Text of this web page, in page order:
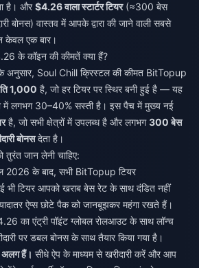
है। और$4.26 वाला स्टार्टर टियर(≈300 बेस
बोनस) वास्तव में आपके द्वारा की जाने वाली सबसे
केवल एक बार।
के कॉइन की कीमतें क्या हैं?
अनुसार, Soul Chill क्रिस्टल की कीमत BitTopup
1,000 है, जो हर टियर पर स्थिर बनी हुई है — यह
में लगभग 30–40% सस्ती है। इस पैच में मुख्य नई
है, जो सभी क्षेत्रों में उपलब्ध है और लगभग300 बेस
बोनसदेता है।
तुरंत जान लेनी चाहिए:
2026 के बाद, सभी BitTopup टियर
टियर आपको खराब बेस रेट के साथ दंडित नहीं
ऐप्स छोटे पैक को जानबूझकर महंगा रखते हैं।
का एंट्री पॉइंट ग्लोबल रोलआउट के साथ लॉन्च
पर डबल बोनस के साथ तैयार किया गया है।
अलग हैं। सीधे ऐप के माध्यम से खरीदारी करें और आप